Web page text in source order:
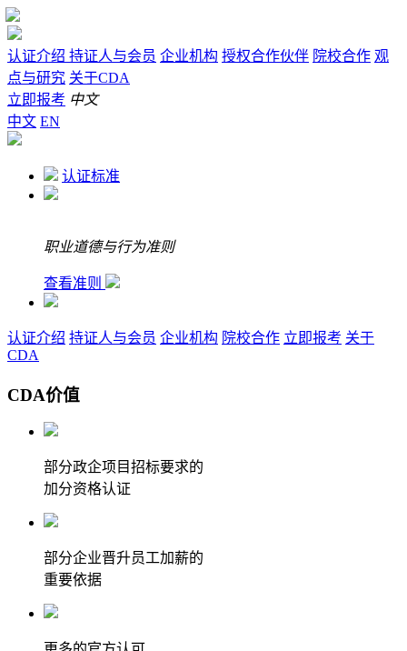
认证介绍 持证人与会员 企业机构 授权合作伙伴 院校合作 观
点与研究 关于CDA
立即报考 中文
中文 EN
认证标准
职业道德与行为准则
查看准则
认证介绍 持证人与会员 企业机构 院校合作 立即报考 关于
CDA
CDA价值
部分政企项目招标要求的
加分资格认证
部分企业晋升员工加薪的
重要依据